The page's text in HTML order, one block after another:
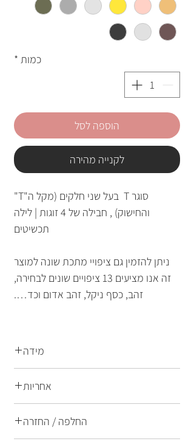
כמות *
הוספה לסל
לקנייה מהירה
סוגר T בעל שני חלקים (מקל ה"T"
והחישוק) , חבילה של 4 זוגות | לילה
תכשיטים
ניתן להזמין גם ציפויי מתכת שונה למוצר
זה אנו מציעים 13 ציפויים שונים לבחירה,
זהב, כסף ניקל, זהב אדום וכד….
מידה
אחריות
ברמת גימור הגבוהה ביותר הן בחומרי
החלפה / החזרה